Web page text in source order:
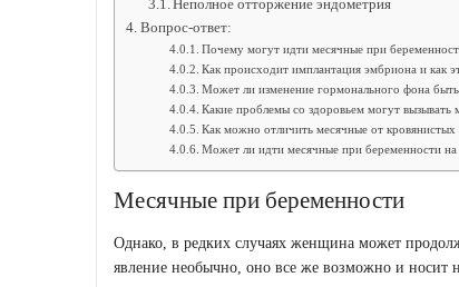
Неполное отторжение эндометрия
Вопрос-ответ:
Почему могут идти месячные при
Как происходит имплантация эмбриона и как
Может ли изменение гормонального фона
Какие проблемы со здоровьем могут
Как можно отличить месячные от
Может ли идти месячные при беременности на
Месячные при беременности
Однако, в редких случаях женщина может
явление необычно, оно все же возможно и носит